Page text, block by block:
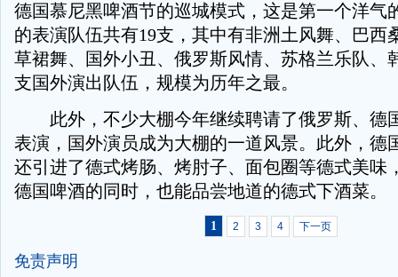
德国慕尼黑啤酒节的巡城模式，这是第一个洋气
的表演队伍共有19支，其中有非洲土风舞、巴西
草裙舞、国外小丑、俄罗斯风情、苏格兰乐队、
支国外演出队伍，规模为历年之最。
此外，不少大棚今年继续聘请了俄罗斯、德
表演，国外演员成为大棚的一道风景。此外，德
还引进了德式烤肠、烤肘子、面包圈等德式美味
德国啤酒的同时，也能品尝地道的德式下酒菜。
1 2 3 4 下一页
免责声明